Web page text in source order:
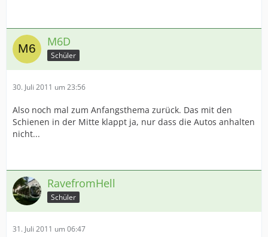
M6D
Schüler
30. Juli 2011 um 23:56
Also noch mal zum Anfangsthema zurück. Das mit den
Schienen in der Mitte klappt ja, nur dass die Autos anhalten
nicht...
RavefromHell
Schüler
31. Juli 2011 um 06:47